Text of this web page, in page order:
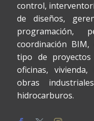
control,
de diseños,
programación,
coordinación
tipo de proyectos
oficinas, vivienda,
obras
hidrocarburos.